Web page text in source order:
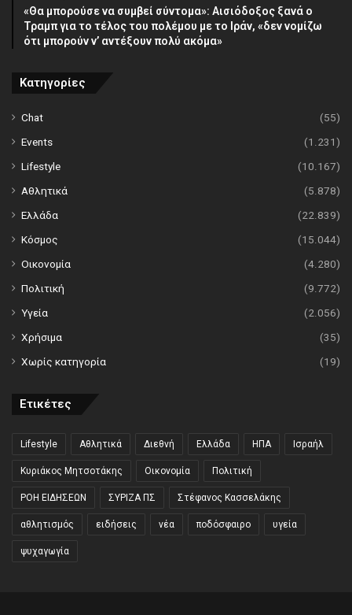
«Θα μπορούσε να συμβεί σύντομα»: Αισιόδοξος ξανά ο
Τραμπ για το τέλος του πολέμου με το Ιράν, «δεν νομίζω
ότι μπορούν ν’ αντέξουν πολύ ακόμα»
Κατηγορίες
Chat
(55)
Events
(1.231)
Lifestyle
(10.167)
Αθλητικά
(5.878)
Ελλάδα
(22.839)
Κόσμος
(15.044)
Οικονομία
(4.280)
Πολιτική
(9.772)
Υγεία
(2.056)
Χρήσιμα
(35)
Χωρίς κατηγορία
(19)
Ετικέτες
Lifestyle Αθλητικά Διεθνή Ελλάδα ΗΠΑ Ισραήλ
Κυριάκος Μητσοτάκης Οικονομία Πολιτική
ΡΟΗ ΕΙΔΗΣΕΩΝ ΣΥΡΙΖΑ ΠΣ Στέφανος Κασσελάκης
αθλητισμός ειδήσεις νέα ποδόσφαιρο υγεία
ψυχαγωγία